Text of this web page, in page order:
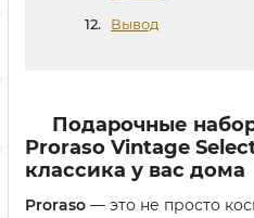
Вывод
Подарочные
Proraso Vintage
классика у вас дома
Proraso — это не просто